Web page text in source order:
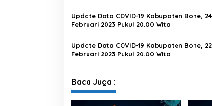
Update Data COVID-19 Kabupaten Bone, 24
Februari 2023 Pukul 20.00 Wita
Update Data COVID-19 Kabupaten Bone, 22
Februari 2023 Pukul 20.00 Wita
Baca Juga :